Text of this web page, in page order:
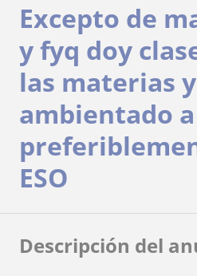
Excepto de
y fyq doy
las materias y
ambientado a
ESO
Descripción del